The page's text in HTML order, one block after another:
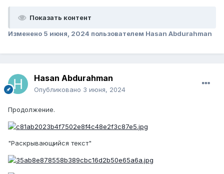
Показать контент
Изменено 5 июня, 2024 пользователем Hasan Abdurahman
Hasan Abdurahman
Опубликовано 3 июня, 2024
Продолжение.
"Раскрывающийся текст"